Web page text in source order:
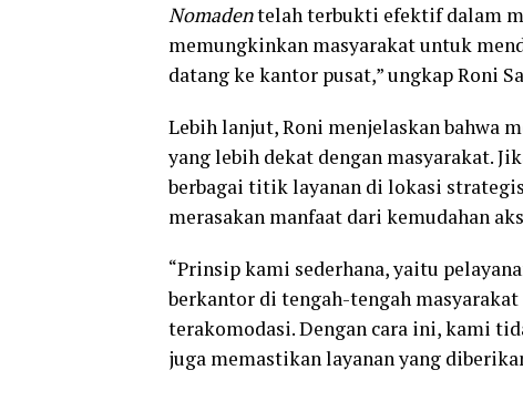
Nomadentelah terbukti efektif dalam
memungkinkan masyarakat untuk
datang ke kantor pusat,” ungkap Roni
Lebih lanjut, Roni menjelaskan bahwa
yang lebih dekat dengan masyarakat.
berbagai titik layanan di lokasi
merasakan manfaat dari kemudahan
“Prinsip kami sederhana, yaitu
berkantor di tengah-tengah
terakomodasi. Dengan cara ini, kami
juga memastikan layanan yang